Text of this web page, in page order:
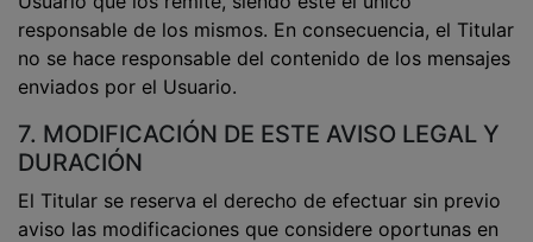
responsable de los mismos. En consecuencia, el Titular
no se hace responsable del contenido de los mensajes
enviados por el Usuario.
7. MODIFICACIÓN DE ESTE AVISO LEGAL Y
DURACIÓN
El Titular se reserva el derecho de efectuar sin previo
aviso las modificaciones que considere oportunas en